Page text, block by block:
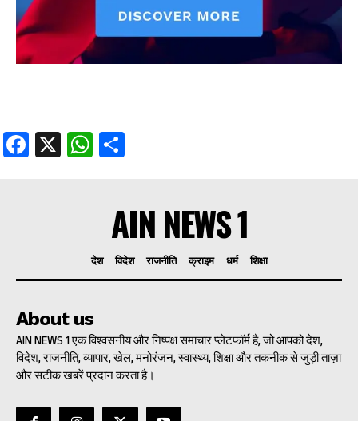
Facebook
X WhatsApp
AIN NEWS 1
देश विदेश राजनीति क्राइम धर्म शिक्षा
About us
AIN NEWS 1 एक विश्वसनीय और निष्पक्ष समाचार प्लेटफॉर्म है, जो आपको देश,
विदेश, राजनीति, व्यापार, खेल, मनोरंजन, स्वास्थ्य, शिक्षा और तकनीक से जुड़ी ताज़ा
और सटीक खबरें प्रदान करता है।